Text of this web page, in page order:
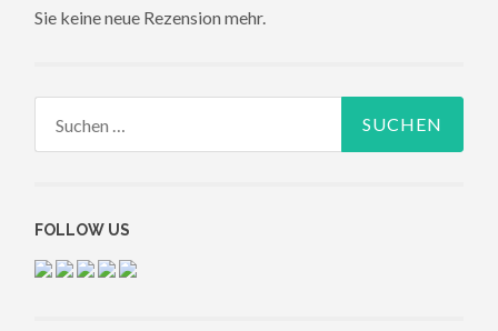
Sie keine neue Rezension mehr.
FOLLOW US